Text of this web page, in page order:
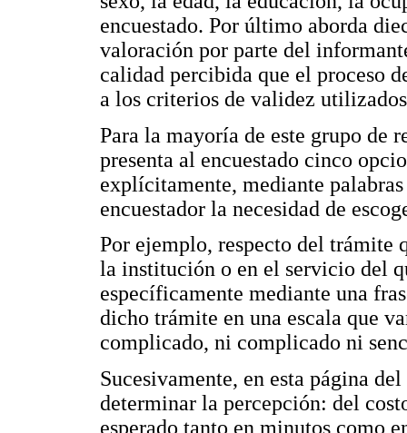
encuestado. Por último aborda
valoración por parte del
calidad percibida que el proceso
a los criterios de validez
Para la mayoría de este grupo de
presenta al encuestado cinco
explícitamente, mediante
encuestador la necesidad de
Por ejemplo, respecto del trámite
la institución o en el servicio del
específicamente mediante una
dicho trámite en una escala que
complicado, ni complicado ni
Sucesivamente, en esta página
determinar la percepción: del
esperado tanto en minutos como